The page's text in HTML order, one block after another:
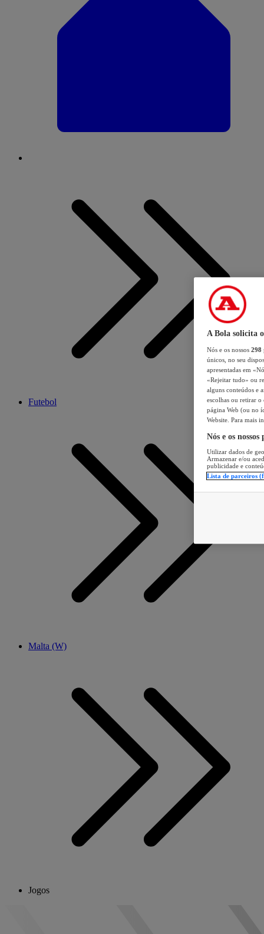
Futebol
Malta (W)
Jogos
A Bola solicita
Nós e os nossos 298
únicos, no seu
apresentadas em
«Rejeitar tudo» ou
alguns conteúdos e
escolhas ou retirar
página Web (ou no
Website. Para mais
Nós e os
Utilizar dados de
Armazenar e/ou
publicidade e
Lista de parceiros